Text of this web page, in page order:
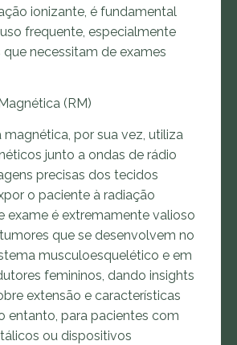
ionizante, é fundamental
frequente, especialmente
necessitam de exames
(RM)
magnética, por sua vez, utiliza
junto a ondas de rádio
precisas dos tecidos
o paciente à radiação
exame é extremamente valioso
que se desenvolvem no
musculoesquelético e em
femininos, dando insights
extensão e características
entanto, para pacientes com
ou dispositivos